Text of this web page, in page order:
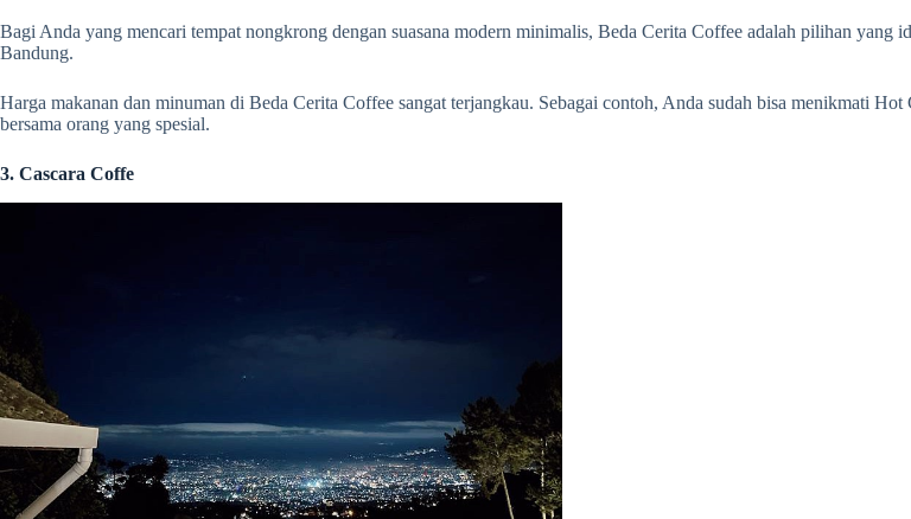
Bagi Anda yang mencari tempat nongkrong dengan suasana modern minimalis, Beda Cerita Coffee adalah pilihan
Bandung.
Harga makanan dan minuman di Beda Cerita Coffee sangat terjangkau. Sebagai contoh, Anda sudah bisa menikmati
bersama orang yang spesial.
3. Cascara Coffe